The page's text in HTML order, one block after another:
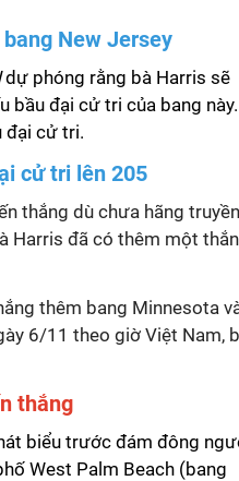
New Jersey
dự phóng rằng bà Harris sẽ
bầu đại cử tri của bang này.
đại cử tri.
cử tri lên 205
thắng dù chưa hãng truyền
Harris đã có thêm một
thêm bang Minnesota
6/11 theo giờ Việt Nam,
thắng
biểu trước đám đông
West Palm Beach (bang